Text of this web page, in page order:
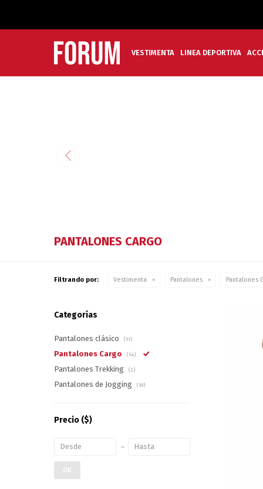
VESTIMENTA LINEA DEPORTIVA
PANTALONES CARGO
Filtrando por: Vestimenta Pantalones Pantalones
Categorías
Pantalones clásico (11)
Pantalones Cargo (14)
Pantalones Trekking (2)
Pantalones de Jogging (10)
Precio ($)
OK